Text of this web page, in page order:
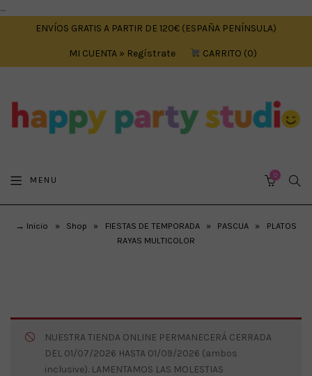
....
ENVÍOS GRATIS A PARTIR DE 120€ (ESPAÑA PENÍNSULA)
MI CUENTA » Regístrate CARRITO 0
MENU 0
→ Inicio » Shop » FIESTAS DE TEMPORADA » PASCUA »
PLATOS
RAYAS MULTICOLOR
NUESTRA TIENDA ONLINE PERMANECERÁ CERRADA
DEL 01/07/2026 HASTA 01/09/2026 (ambos
inclusive). LAMENTAMOS LAS MOLESTIAS